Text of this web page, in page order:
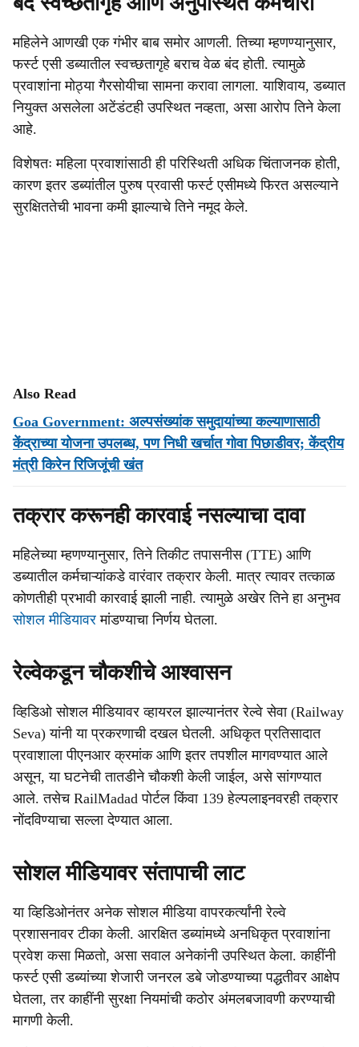
महिलेने आणखी एक गंभीर बाब समोर आणली. तिच्या म्हणण्यानुसार,
फर्स्ट एसी डब्यातील स्वच्छतागृहे बराच वेळ बंद होती. त्यामुळे
प्रवाशांना मोठ्या गैरसोयीचा सामना करावा लागला. याशिवाय, डब्यात
नियुक्त असलेला अटेंडंटही उपस्थित नव्हता, असा आरोप तिने केला
आहे.
विशेषतः महिला प्रवाशांसाठी ही परिस्थिती अधिक चिंताजनक होती,
कारण इतर डब्यांतील पुरुष प्रवासी फर्स्ट एसीमध्ये फिरत असल्याने
सुरक्षिततेची भावना कमी झाल्याचे तिने नमूद केले.
Also Read
Goa Government: अल्पसंख्यांक समुदायांच्या कल्याणासाठी
केंद्राच्या योजना उपलब्ध, पण निधी खर्चात गोवा पिछाडीवर; केंद्रीय
मंत्री किरेन रिजिजूंची खंत
तक्रार करूनही कारवाई नसल्याचा दावा
महिलेच्या म्हणण्यानुसार, तिने तिकीट तपासनीस (TTE) आणि
डब्यातील कर्मचाऱ्यांकडे वारंवार तक्रार केली. मात्र त्यावर तत्काळ
कोणतीही प्रभावी कारवाई झाली नाही. त्यामुळे अखेर तिने हा अनुभव
सोशल मीडियावर मांडण्याचा निर्णय घेतला.
रेल्वेकडून चौकशीचे आश्वासन
व्हिडिओ सोशल मीडियावर व्हायरल झाल्यानंतर रेल्वे सेवा (Railway
Seva) यांनी या प्रकरणाची दखल घेतली. अधिकृत प्रतिसादात
प्रवाशाला पीएनआर क्रमांक आणि इतर तपशील मागवण्यात आले
असून, या घटनेची तातडीने चौकशी केली जाईल, असे सांगण्यात
आले. तसेच RailMadad पोर्टल किंवा 139 हेल्पलाइनवरही तक्रार
नोंदविण्याचा सल्ला देण्यात आला.
सोशल मीडियावर संतापाची लाट
या व्हिडिओनंतर अनेक सोशल मीडिया वापरकर्त्यांनी रेल्वे
प्रशासनावर टीका केली. आरक्षित डब्यांमध्ये अनधिकृत प्रवाशांना
प्रवेश कसा मिळतो, असा सवाल अनेकांनी उपस्थित केला. काहींनी
फर्स्ट एसी डब्यांच्या शेजारी जनरल डबे जोडण्याच्या पद्धतीवर आक्षेप
घेतला, तर काहींनी सुरक्षा नियमांची कठोर अंमलबजावणी करण्याची
मागणी केली.